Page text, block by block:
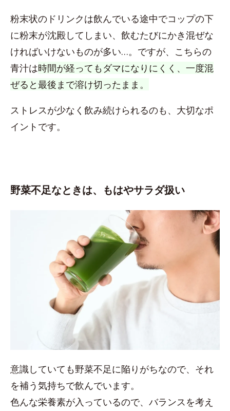
粉末状のドリンクは飲んでいる途中でコップの下
に粉末が沈殿してしまい、飲むたびにかき混ぜな
ければいけないものが多い…。ですが、こちらの
青汁は時間が経ってもダマになりにくく、一度混
ぜると最後まで溶け切ったまま。
ストレスが少なく飲み続けられるのも、大切なポ
イントです。
野菜不足なときは、もはやサラダ扱い
意識していても野菜不足に陥りがちなので、それ
を補う気持ちで飲んでいます。
色んな栄養素が入っているので、バランスを考え